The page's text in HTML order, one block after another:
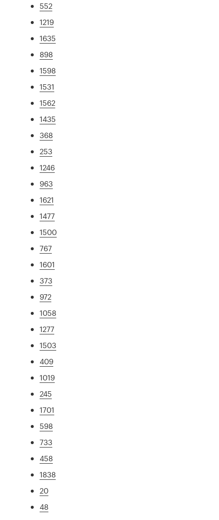
552
1219
1635
898
1598
1531
1562
1435
368
253
1246
963
1621
1477
1500
767
1601
373
972
1058
1277
1503
409
1019
245
1701
598
733
458
1838
20
48